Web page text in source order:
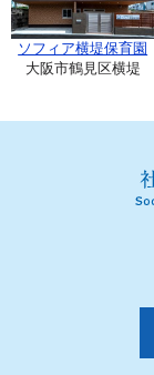
ソフィア横堤保育園
大阪市鶴見区横堤